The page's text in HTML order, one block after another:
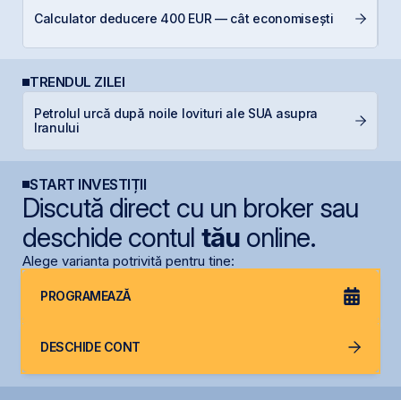
Calculator deducere 400 EUR — cât economisești
TRENDUL ZILEI
Petrolul urcă după noile lovituri ale SUA asupra
Iranului
START INVESTIȚII
Discută direct cu un broker sau
deschide contul tăuonline.
Alege varianta potrivită pentru tine:
PROGRAMEAZĂ
DESCHIDE CONT